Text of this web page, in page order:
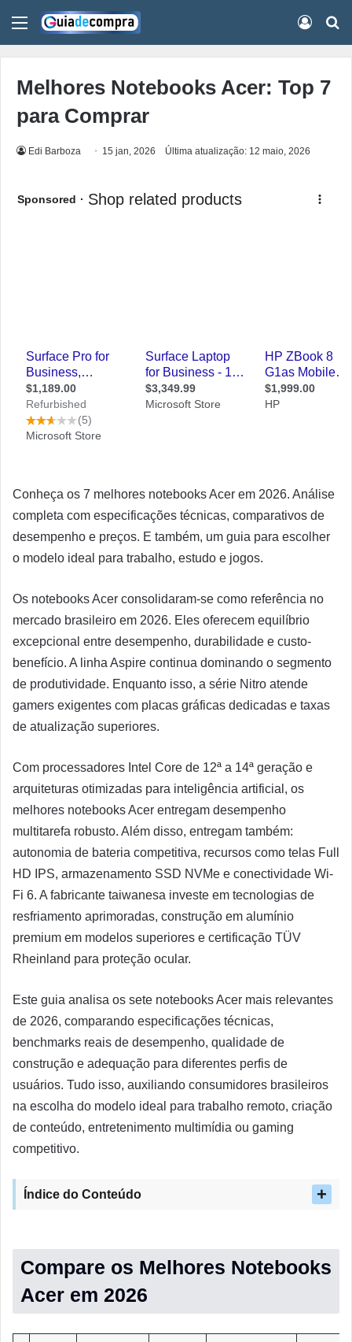
Menu
Melhores Notebooks Acer: Top 7
para Comprar
Edi Barboza 15 jan, 2026 Última atualização: 12 maio, 2026
Conheça os 7 melhores notebooks Acer em 2026. Análise
completa com especificações técnicas, comparativos de
desempenho e preços. E também, um guia para escolher
o modelo ideal para trabalho, estudo e jogos.
Os notebooks Acer consolidaram-se como referência no
mercado brasileiro em 2026. Eles oferecem equilíbrio
excepcional entre desempenho, durabilidade e custo-
benefício. A linha Aspire continua dominando o segmento
de produtividade. Enquanto isso, a série Nitro atende
gamers exigentes com placas gráficas dedicadas e taxas
de atualização superiores.
Com processadores Intel Core de 12ª a 14ª geração e
arquiteturas otimizadas para inteligência artificial, os
melhores notebooks Acer entregam desempenho
multitarefa robusto. Além disso, entregam também:
autonomia de bateria competitiva, recursos como telas Full
HD IPS, armazenamento SSD NVMe e conectividade Wi-
Fi 6. A fabricante taiwanesa investe em tecnologias de
resfriamento aprimoradas, construção em alumínio
premium em modelos superiores e certificação TÜV
Rheinland para proteção ocular.
Este guia analisa os sete notebooks Acer mais relevantes
de 2026, comparando especificações técnicas,
benchmarks reais de desempenho, qualidade de
construção e adequação para diferentes perfis de
usuários. Tudo isso, auxiliando consumidores brasileiros
na escolha do modelo ideal para trabalho remoto, criação
de conteúdo, entretenimento multimídia ou gaming
competitivo.
Índice do Conteúdo
Compare os Melhores Notebooks
Acer em 2026